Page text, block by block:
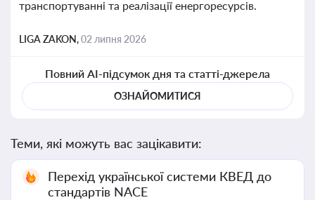
транспортуванні та реалізації енергоресурсів.
LIGA ZAKON,02 липня 2026
Повний AI-підсумок дня та статті-джерела
ОЗНАЙОМИТИСЯ
Теми, які можуть вас зацікавити:
Перехід української системи КВЕД до
стандартів NACE